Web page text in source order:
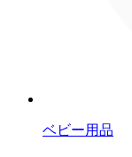
ベビー用品